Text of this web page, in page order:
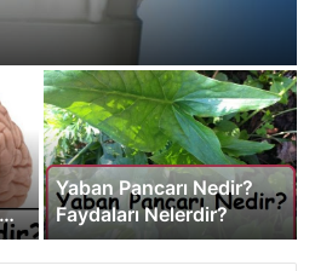
Yaban Pancarı Nedir?
Faydaları Nelerdir?